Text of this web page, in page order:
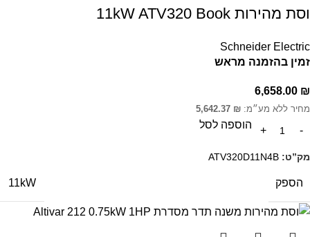
וסת מהירות 11kW ATV320 Book
Schneider Electric
זמין בהזמנה מראש
6,658.00 ₪
מחיר ללא מע״מ: 5,642.37 ₪
הוספה לסל
מק”ט: ATV320D11N4B
הספק 11kW